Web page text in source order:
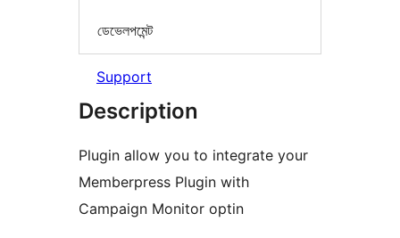
ডেভেলপমেন্ট
Support
Description
Plugin allow you to integrate your
Memberpress Plugin with
Campaign Monitor optin